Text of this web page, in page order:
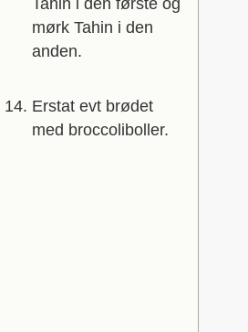
Tahin i den første og
mørk Tahin i den
anden.
Erstat evt brødet
med broccoliboller.